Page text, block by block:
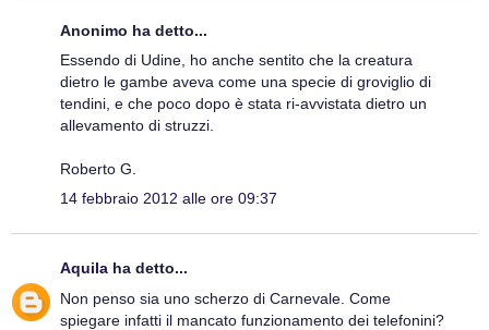
Anonimo ha detto...
Essendo di Udine, ho anche sentito che la creatura
dietro le gambe aveva come una specie di groviglio di
tendini, e che poco dopo è stata ri-avvistata dietro un
allevamento di struzzi.
Roberto G.
14 febbraio 2012 alle ore 09:37
Aquila ha detto...
Non penso sia uno scherzo di Carnevale. Come
spiegare infatti il mancato funzionamento dei telefonini?